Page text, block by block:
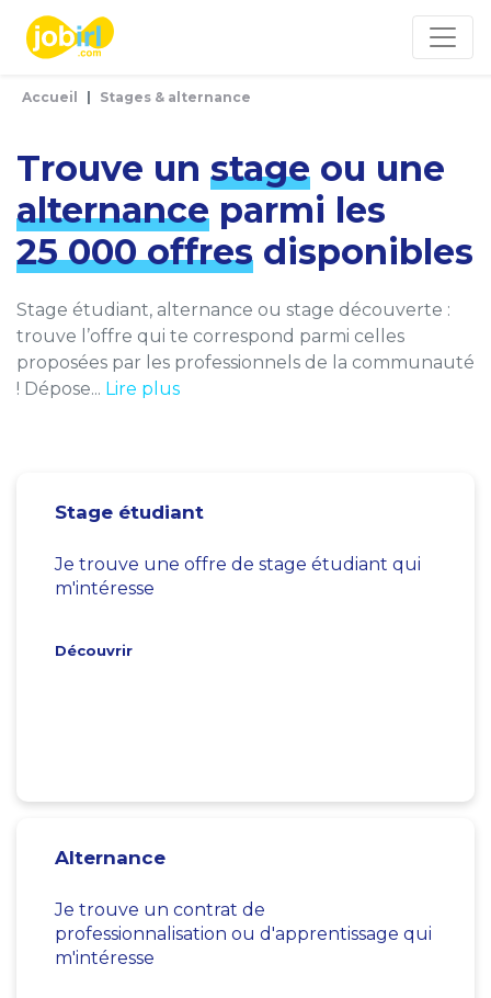
Accueil Stages & alternance
Trouve un stage ou une
alternance parmi les
25 000 offres disponibles
Stage étudiant, alternance ou stage découverte :
trouve l’offre qui te correspond parmi celles
proposées par les professionnels de la communauté
! Dépose... Lire plus
Stage étudiant
Je trouve une offre de stage étudiant qui
m'intéresse
Découvrir
Alternance
Je trouve un contrat de
professionnalisation ou d'apprentissage qui
m'intéresse
Panneau de gestion des cookies